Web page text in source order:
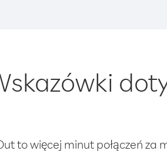
to więcej minut połączeń za